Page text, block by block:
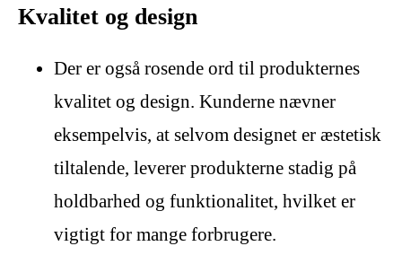
Kvalitet og design
Der er også rosende ord til produkternes
kvalitet og design. Kunderne nævner
eksempelvis, at selvom designet er æstetisk
tiltalende, leverer produkterne stadig på
holdbarhed og funktionalitet, hvilket er
vigtigt for mange forbrugere.